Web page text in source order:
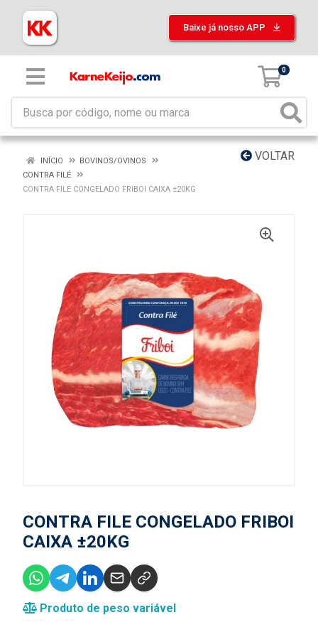
Baixe já nosso APP
0
VOLTAR
INÍCIO
BOVINOS/OVINOS
CONTRA FILÉ
CONTRA FILE CONGELADO FRIBOI CAIXA ±20KG
CONTRA FILE CONGELADO FRIBOI
CAIXA ±20KG
Produto de peso variável